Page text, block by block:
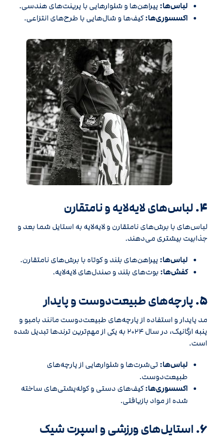
لباس‌ها: پیراهن‌ها و شلوارهایی با پرینت‌های هندسی.
اکسسوری‌ها:کیف‌ها و شال‌هایی با طرح‌های انتزاعی.
4. لباس‌های لایه‌لایه و نامتقارن
لباس‌های با برش‌های نامتقارن و لایه‌لایه به استایل شما بعد و
جذابیت بیشتری می‌دهند.
لباس‌ها: پیراهن‌های بلند و کوتاه با برش‌های نامتقارن.
کفش‌ها: بوت‌های بلند و صندل‌های لایه‌لایه.
5. پارچه‌های طبیعت‌دوست و پایدار
مد پایدار و استفاده از پارچه‌های طبیعت‌دوست مانند بامبو و
پنبه ارگانیک، در سال 2024 به یکی از مهم‌ترین ترندها تبدیل شده
است.
لباس‌ها:تی‌شرت‌ها و شلوارهایی از پارچه‌های
طبیعت‌دوست.
اکسسوری‌ها:کیف‌های دستی و کوله‌پشتی‌های ساخته
شده از مواد بازیافتی.
6. استایل‌های ورزشی و اسپرت شیک